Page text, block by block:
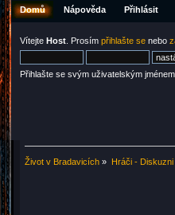
Domů Nápověda Přihlásit
Vítejte Host . Prosím přihlašte se nebo
Přihlašte se svým uživatelským jménem
Život v Bradavicích » Hráči -